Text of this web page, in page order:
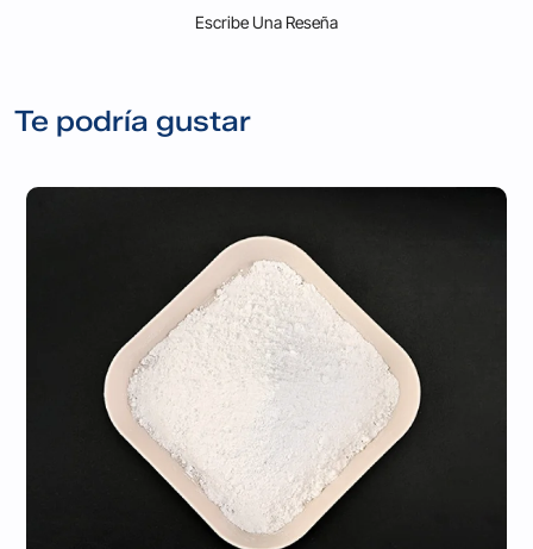
Escribe Una Reseña
Te podría gustar